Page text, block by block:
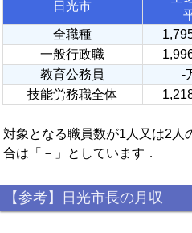
日光市
全職種
一般行政職
教育公務員
-
技能労務職全体
対象となる職員数が1人又は2人
合は「－」としています．
【参考】日光市長の月収